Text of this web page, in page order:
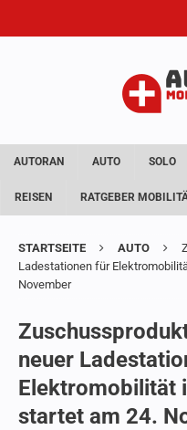
AUTORAN AUTO SOLO
REISEN RATGEBER
STARTSEITE AUTO
Ladestationen für
November
neuer
Elektromobilität
startet am 24.